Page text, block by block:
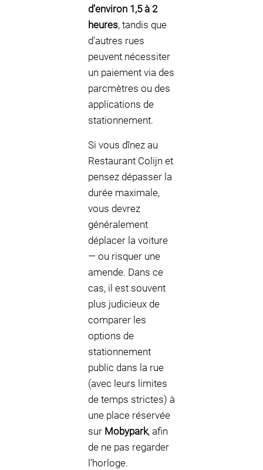
d’environ 1,5 à 2
heures, tandis que
d’autres rues
peuvent nécessiter
un paiement via des
parcmètres ou des
applications de
stationnement.
Si vous dînez au
Restaurant Colijn et
pensez dépasser la
durée maximale,
vous devrez
généralement
déplacer la voiture
— ou risquer une
amende. Dans ce
cas, il est souvent
plus judicieux de
comparer les
options de
stationnement
public dans la rue
(avec leurs limites
de temps strictes) à
une place réservée
sur Mobypark, afin
de ne pas regarder
l’horloge.